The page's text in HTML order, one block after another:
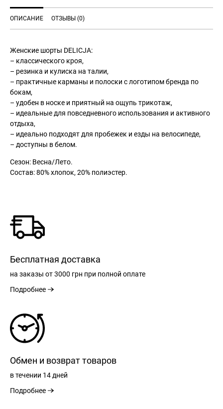
ОПИСАНИЕ ОТЗЫВЫ (0)
Женские шорты DELICJA:
– классического кроя,
– резинка и кулиска на талии,
– практичные карманы и полоски с логотипом бренда по
бокам,
– удобен в носке и приятный на ощупь трикотаж,
– идеальные для повседневного использования и активного
отдыха,
– идеально подходят для пробежек и езды на велосипеде,
– доступны в белом.
Сезон: Весна/Лето.
Состав: 80% хлопок, 20% полиэстер.
Бесплатная доставка
на заказы от 3000 грн при полной оплате
Подробнее
Обмен и возврат товаров
в течении 14 дней
Подробнее